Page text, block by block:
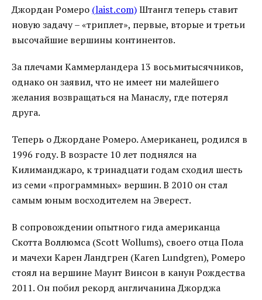
Джордан Ромеро (laist.com) Штангл теперь ставит
новую задачу – «триплет», первые, вторые и третьи
высочайшие вершины континентов.
За плечами Каммерландера 13 восьмитысячников,
однако он заявил, что не имеет ни малейшего
желания возвращаться на Манаслу, где потерял
друга.
Теперь о Джордане Ромеро. Американец, родился в
1996 году. В возрасте 10 лет поднялся на
Килиманджаро, к тринадцати годам сходил шесть
из семи «программных» вершин. В 2010 он стал
самым юным восходителем на Эверест.
В сопровождении опытного гида американца
Скотта Воллюмса (Scott Wollums), своего отца Пола
и мачехи Карен Ландгрен (Karen Lundgren), Ромеро
стоял на вершине Маунт Винсон в канун Рождества
2011. Он побил рекорд англичанина Джорджа